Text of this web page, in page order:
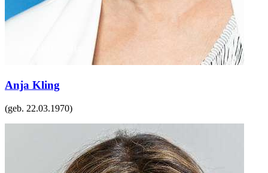
Anja Kling
(geb. 22.03.1970)